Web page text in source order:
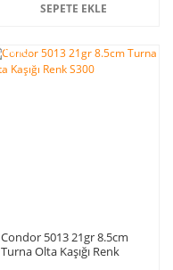
SEPETE EKLE
%10
Condor 5013 21gr 8.5cm
Turna Olta Kaşığı Renk